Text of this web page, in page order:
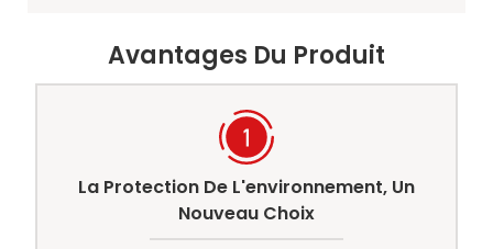
Avantages Du Produit
La Protection De L'environnement, Un
Nouveau Choix